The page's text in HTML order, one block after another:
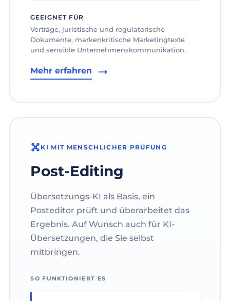
GEEIGNET FÜR
Verträge, juristische und regulatorische
Dokumente, markenkritische Marketingtexte
und sensible Unternehmenskommunikation.
Mehr erfahren
KI MIT MENSCHLICHER PRÜFUNG
Post-Editing
Übersetzungs-KI als Basis, ein
Posteditor prüft und überarbeitet das
Ergebnis. Auf Wunsch auch für KI-
Übersetzungen, die Sie selbst
mitbringen.
SO FUNKTIONIERT ES